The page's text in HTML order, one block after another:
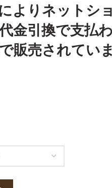
よりネットシ
金引換で支払
販売されていま